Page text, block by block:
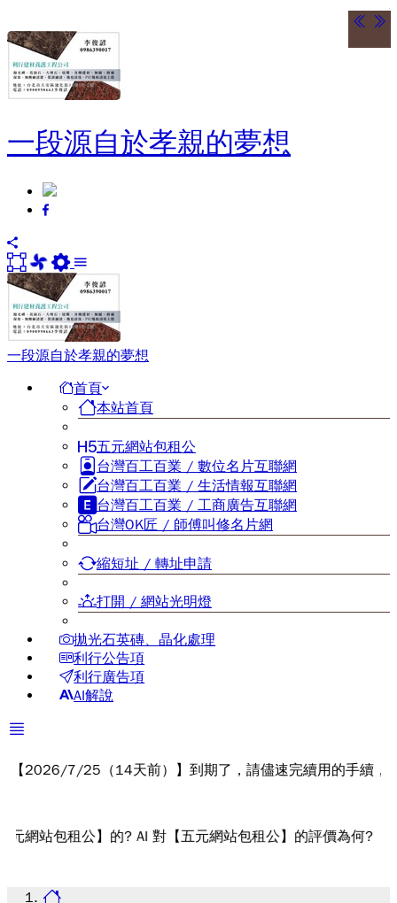
送五萬站 / 商
一段源自於孝親的夢想
一段源自於孝親的夢想
首頁
本站首頁
五元網站包租公
台灣百工百業 / 數位名片互聯網
台灣百工百業 / 生活情報互聯網
台灣百工百業 / 工商廣告互聯網
台灣OK匠 / 師傅叫修名片網
縮短址 / 轉址申請
打開 / 網站光明燈
拋光石英磚、晶化處理
利行公告項
利行廣告項
AI解說
7/25（14天前）】到期了，請儘速完續用的手續，謝謝您
公】的? AI 對【五元網站包租公】的評價為何?